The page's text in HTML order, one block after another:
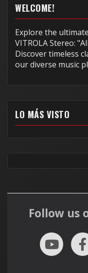
WELCOME!
Explore the
VITROLA Stereo:
Discover timeless
our diverse music
LO MÁS VISTO
Follow us